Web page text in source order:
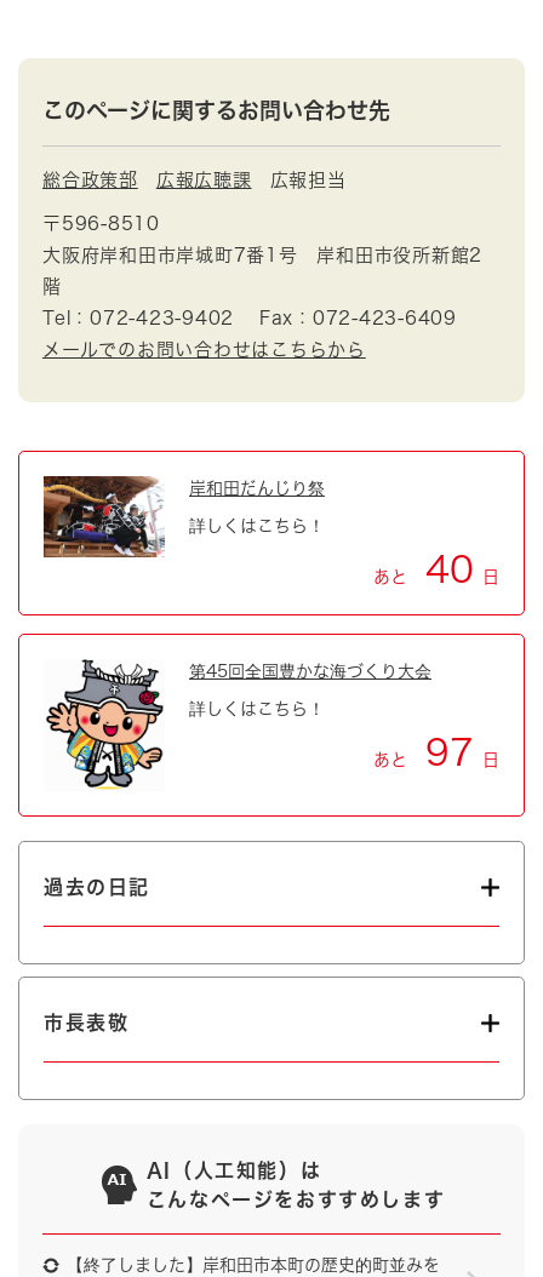
このページに関するお問い合わせ先
総合政策部 広報広聴課 広報担当
〒596-8510
大阪府岸和田市岸城町7番1号 岸和田市役所新館2
階
Tel：072-423-9402
Fax：072-423-6409
メールでのお問い合わせはこちらから
岸和田だんじり祭
詳しくはこちら！
あと 40 日
第45回全国豊かな海づくり大会
詳しくはこちら！
あと 97 日
過去の日記
市長表敬
AI（人工知能）は
こんなページをおすすめします
【終了しました】岸和田市本町の歴史的町並みを